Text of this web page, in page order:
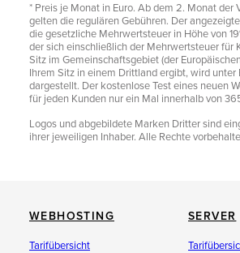
* Preis je Monat in Euro. Ab dem 2. Monat der
gelten die regulären Gebühren. Der
die gesetzliche Mehrwertsteuer in Höhe von
der sich einschließlich der Mehrwertsteuer für
Sitz im Gemeinschaftsgebiet (der
Ihrem Sitz in einem Drittland ergibt, wird unter
dargestellt. Der kostenlose Test eines neuen
für jeden Kunden nur ein Mal innerhalb von
Logos und abgebildete Marken Dritter sind
ihrer jeweiligen Inhaber. Alle Rechte
WEBHOSTING
Tarifübersicht
SERVER